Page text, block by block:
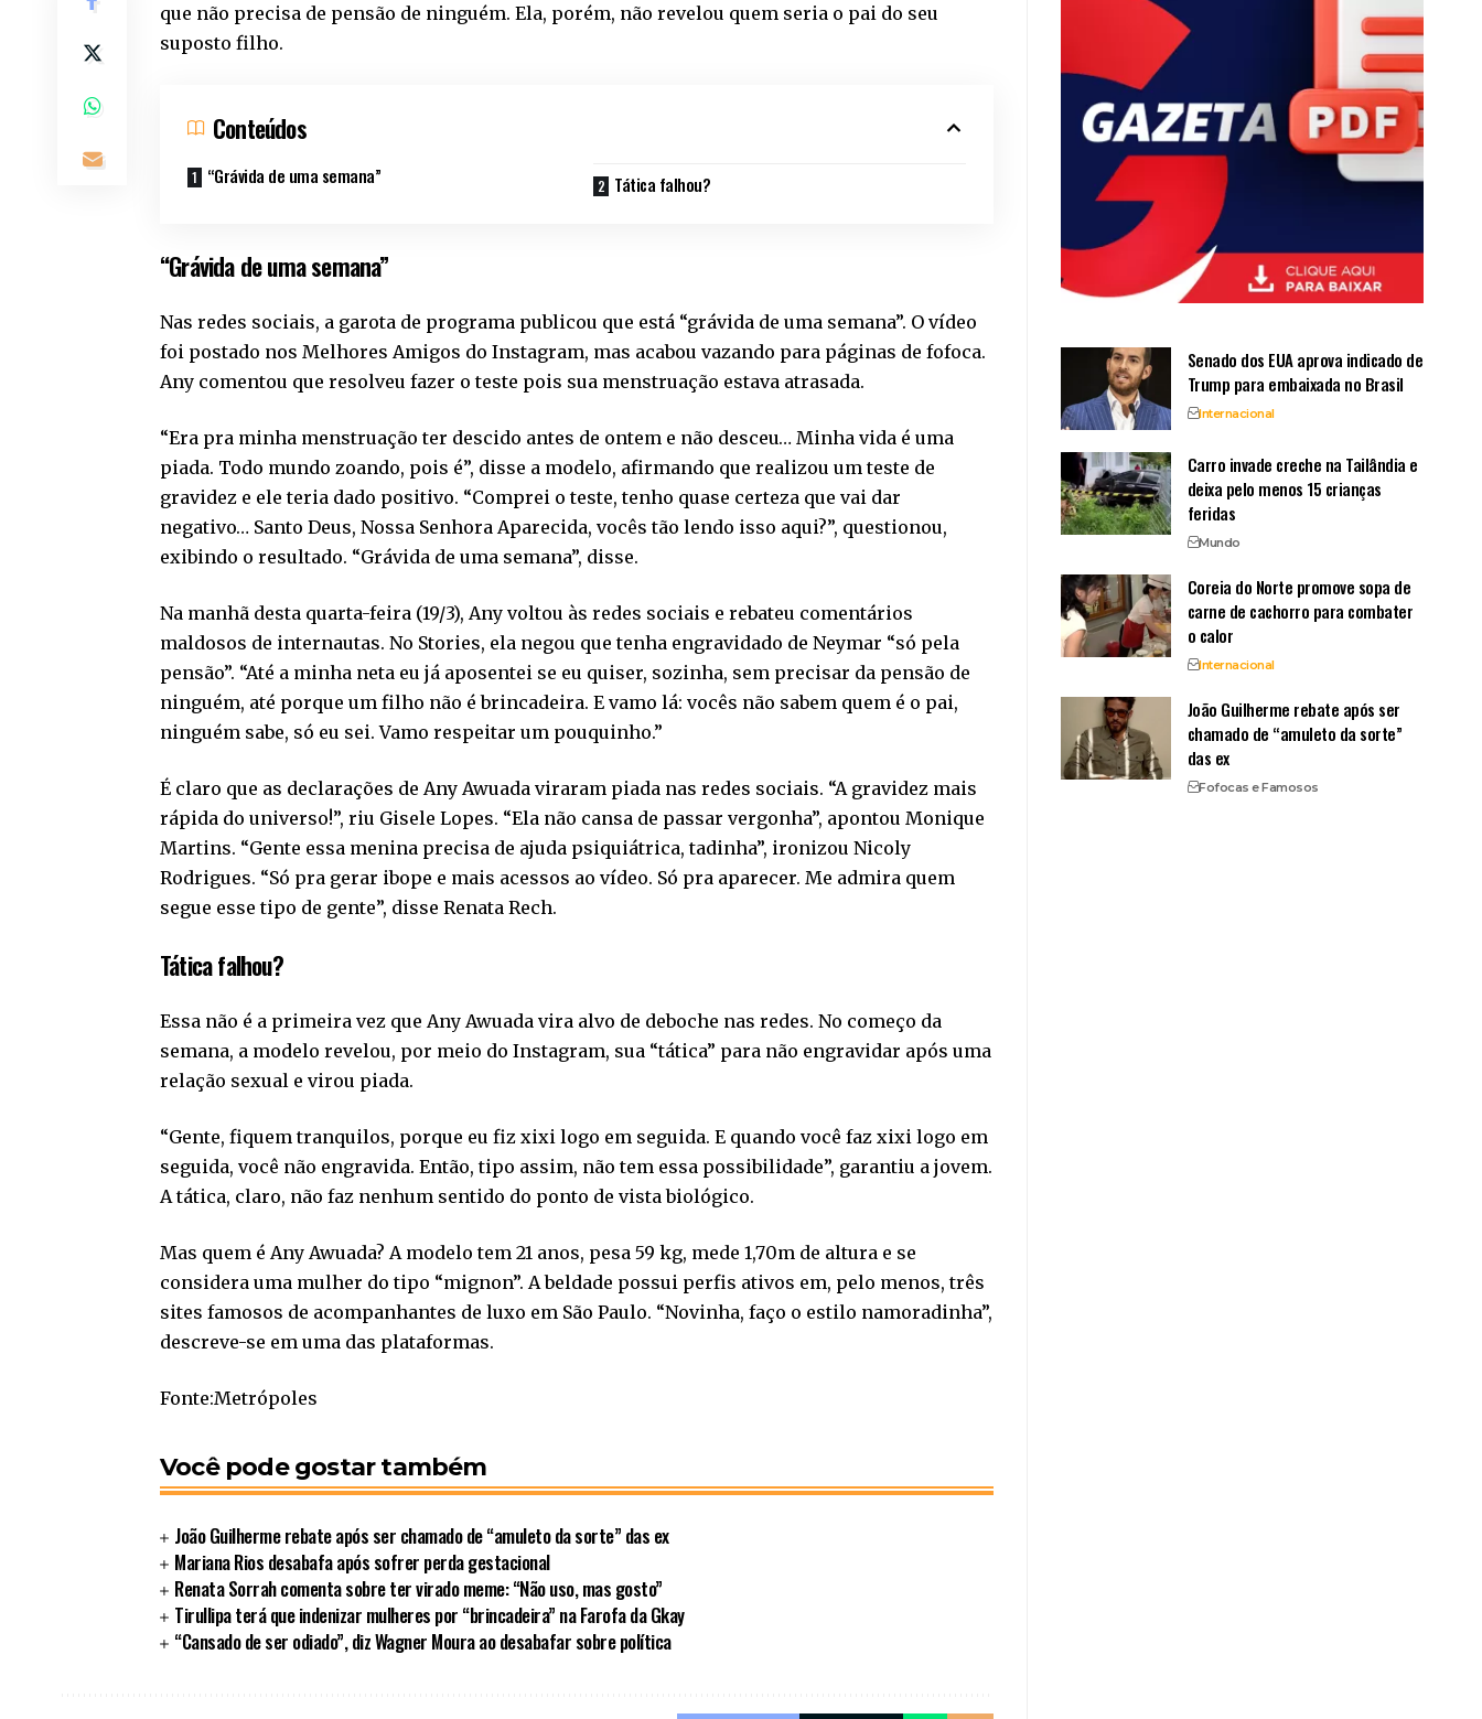
que não precisa de pensão de ninguém. Ela, porém, não revelou quem seria o pai do seu
suposto filho.
Conteúdos
“Grávida de uma semana” Tática falhou?
“Grávida de uma semana”
Nas redes sociais, a garota de programa publicou que está “grávida de uma semana”. O vídeo
foi postado nos Melhores Amigos do Instagram, mas acabou vazando para páginas de fofoca.
Any comentou que resolveu fazer o teste pois sua menstruação estava atrasada.
“Era pra minha menstruação ter descido antes de ontem e não desceu… Minha vida é uma
piada. Todo mundo zoando, pois é”, disse a modelo, afirmando que realizou um teste de
gravidez e ele teria dado positivo. “Comprei o teste, tenho quase certeza que vai dar
negativo… Santo Deus, Nossa Senhora Aparecida, vocês tão lendo isso aqui?”, questionou,
exibindo o resultado. “Grávida de uma semana”, disse.
Na manhã desta quarta-feira (19/3), Any voltou às redes sociais e rebateu comentários
maldosos de internautas. No Stories, ela negou que tenha engravidado de Neymar “só pela
pensão”. “Até a minha neta eu já aposentei se eu quiser, sozinha, sem precisar da pensão de
ninguém, até porque um filho não é brincadeira. E vamo lá: vocês não sabem quem é o pai,
ninguém sabe, só eu sei. Vamo respeitar um pouquinho.”
É claro que as declarações de Any Awuada viraram piada nas redes sociais. “A gravidez mais
rápida do universo!”, riu Gisele Lopes. “Ela não cansa de passar vergonha”, apontou Monique
Martins. “Gente essa menina precisa de ajuda psiquiátrica, tadinha”, ironizou Nicoly
Rodrigues. “Só pra gerar ibope e mais acessos ao vídeo. Só pra aparecer. Me admira quem
segue esse tipo de gente”, disse Renata Rech.
Tática falhou?
Essa não é a primeira vez que Any Awuada vira alvo de deboche nas redes. No começo da
semana, a modelo revelou, por meio do Instagram, sua “tática” para não engravidar após uma
relação sexual e virou piada.
“Gente, fiquem tranquilos, porque eu fiz xixi logo em seguida. E quando você faz xixi logo em
seguida, você não engravida. Então, tipo assim, não tem essa possibilidade”, garantiu a jovem.
A tática, claro, não faz nenhum sentido do ponto de vista biológico.
Mas quem é Any Awuada? A modelo tem 21 anos, pesa 59 kg, mede 1,70m de altura e se
considera uma mulher do tipo “mignon”. A beldade possui perfis ativos em, pelo menos, três
sites famosos de acompanhantes de luxo em São Paulo. “Novinha, faço o estilo namoradinha”,
descreve-se em uma das plataformas.
Fonte:Metrópoles
Você pode gostar também
João Guilherme rebate após ser chamado de “amuleto da sorte” das ex
Mariana Rios desabafa após sofrer perda gestacional
Renata Sorrah comenta sobre ter virado meme: “Não uso, mas gosto”
Tirullipa terá que indenizar mulheres por “brincadeira” na Farofa da Gkay
“Cansado de ser odiado”, diz Wagner Moura ao desabafar sobre política
Senado dos EUA aprova indicado de
Trump para embaixada no Brasil
Internacional
Carro invade creche na Tailândia e
deixa pelo menos 15 crianças
feridas
Mundo
Coreia do Norte promove sopa de
carne de cachorro para combater
o calor
Internacional
João Guilherme rebate após ser
chamado de “amuleto da sorte”
das ex
Fofocas e Famosos